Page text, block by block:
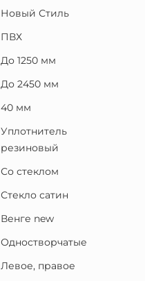
Новый Стиль
ПВХ
До 1250 мм
До 2450 мм
40 мм
Уплотнитель
резиновый
Со стеклом
Стекло сатин
Венге new
Одностворчатые
Левое, правое